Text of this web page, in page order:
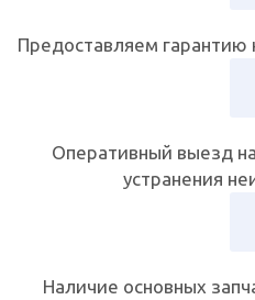
Предоставляем гарантию
Оперативный выезд
устранения
Наличие основных